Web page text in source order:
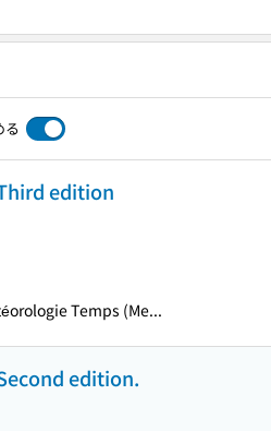
る
edition
Temps (Me...
edition.